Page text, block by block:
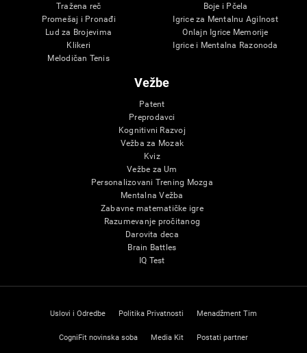
Tražena reč
Promešaj i Pronađi
Lud za Brojevima
Klikeri
Melodičan Tenis
Boje i Pčela
Igrice za Mentalnu Agilnost
Onlajn Igrice Memorije
Igrice i Mentalna Razonoda
Vežbe
Patent
Preprodavci
Kognitivni Razvoj
Vežba za Mozak
Kviz
Vežbe za Um
Personalizovani Trening Mozga
Mentalna Vežba
Zabavne matematičke igre
Razumevanje pročitanog
Darovita deca
Brain Battles
IQ Test
Uslovi i Odredbe Politika Privatnosti Menadžment Tim
CogniFit novinska soba Media Kit Postati partner